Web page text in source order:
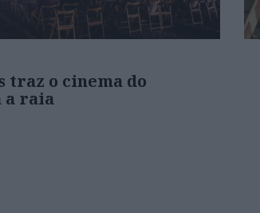
traz o cinema do
a raia